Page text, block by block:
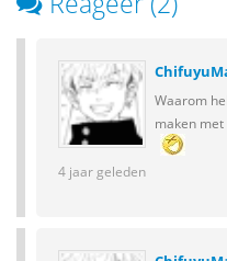
Waarom
maken met
4 jaar geleden